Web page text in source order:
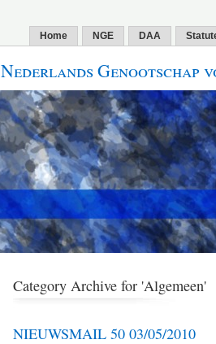
Home NGE DAA
Nederlands Genootschap
Category Archive for 'Algemeen'
NIEUWSMAIL 50 03/05/2010